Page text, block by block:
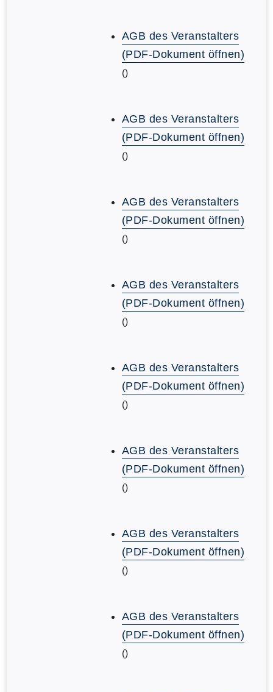
AGB des Veranstalters
(PDF-Dokument öffnen)
()
AGB des Veranstalters
(PDF-Dokument öffnen)
()
AGB des Veranstalters
(PDF-Dokument öffnen)
()
AGB des Veranstalters
(PDF-Dokument öffnen)
()
AGB des Veranstalters
(PDF-Dokument öffnen)
()
AGB des Veranstalters
(PDF-Dokument öffnen)
()
AGB des Veranstalters
(PDF-Dokument öffnen)
()
AGB des Veranstalters
(PDF-Dokument öffnen)
()